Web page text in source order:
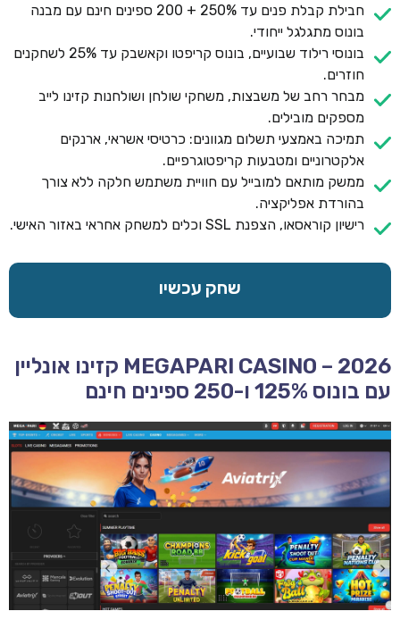
חבילת קבלת פנים עד 250% + 200 ספינים חינם עם מבנה
בונוס מתגלגל ייחודי.
בונוסי רילוד שבועיים, בונוס קריפטו וקאשבק עד 25% לשחקנים
חוזרים.
מבחר רחב של משבצות, משחקי שולחן ושולחנות קזינו לייב
מספקים מובילים.
תמיכה באמצעי תשלום מגוונים: כרטיסי אשראי, ארנקים
אלקטרוניים ומטבעות קריפטוגרפיים.
ממשק מותאם למובייל עם חוויית משתמש חלקה ללא צורך
בהורדת אפליקציה.
רישיון קוראסאו, הצפנת SSL וכלים למשחק אחראי באזור האישי.
שחק עכשיו
MEGAPARI CASINO – 2026 קזינו אונליין
עם בונוס 125% ו-250 ספינים חינם